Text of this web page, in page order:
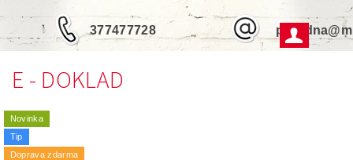
377477728
E - DOKLAD
Novinka
Tip
Doprava zdarma